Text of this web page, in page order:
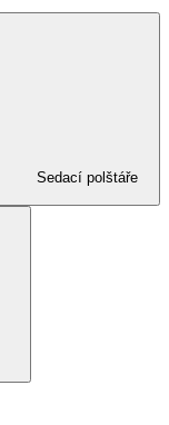
Sedací polštáře